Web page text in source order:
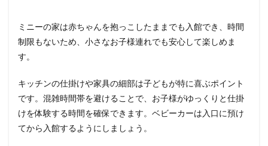
ミニーの家は赤ちゃんを抱っこしたままでも入館でき、時間
制限もないため、小さなお子様連れでも安心して楽しめま
す。
キッチンの仕掛けや家具の細部は子どもが特に喜ぶポイント
です。混雑時間帯を避けることで、お子様がゆっくりと仕掛
けを体験する時間を確保できます。ベビーカーは入口に預け
てから入館するようにしましょう。